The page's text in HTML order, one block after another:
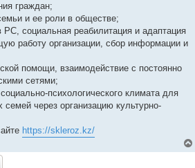
граждан;
и ее роли в обществе;
РС, социальная реабилитация и адаптация
работу организации, сбор информации и
помощи, взаимодействие с постоянно
сетями;
психологического климата для
через организацию культурно-
https://skleroz.kz/